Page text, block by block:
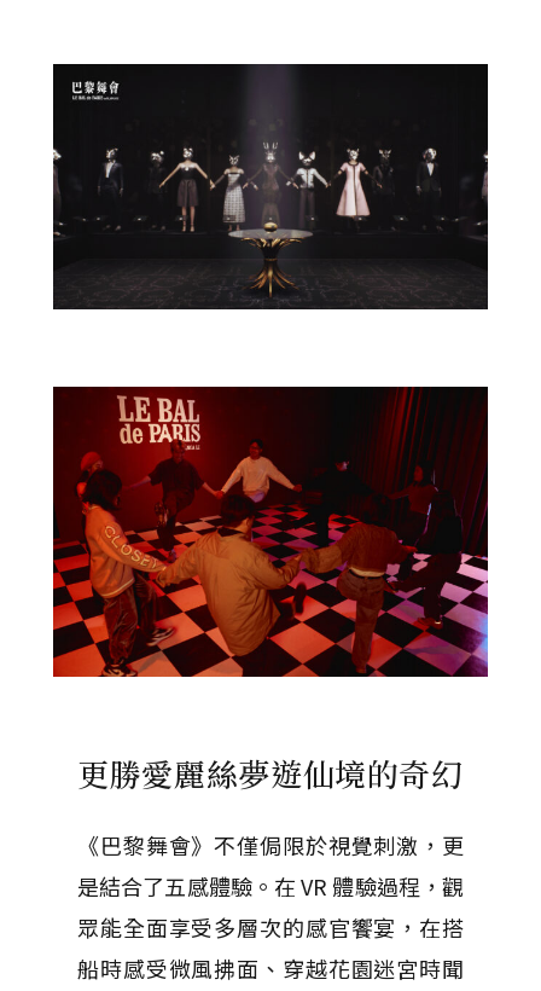
更勝愛麗絲夢遊仙境的奇幻
《巴黎舞會》不僅侷限於視覺刺激，更
是結合了五感體驗。在 VR 體驗過程，觀
眾能全面享受多層次的感官饗宴，在搭
船時感受微風拂面、穿越花園迷宮時聞